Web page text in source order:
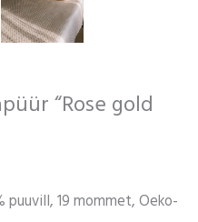
“Rose gold
puuvill, 19 mommet, Oeko-